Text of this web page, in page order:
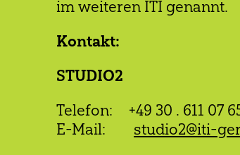
im weiteren ITI genannt.
Kontakt:
STUDIO2
Telefon: +49 30 . 611 07
E-Mail: studio2@iti-